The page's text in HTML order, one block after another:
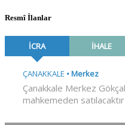
Resmî İlanlar